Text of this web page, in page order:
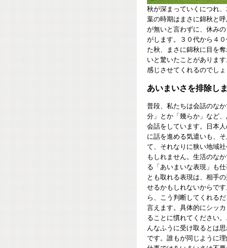
秋が深まっていくにつれ
葉の時期はまさに錦秋と
が無いと言わずに、休み
がします。３０代から４
た秋、まさに錦秋に目を
いと驚いたことがありま
感じさせてくれるのでし
あいまいさを排除し
普段、私たちは会話のな
分」とか「幾らか」など
会話をしています。日本
に話を進める気遣いも、
て、それなりに狭い地域
もしれません。生活のな
る「あいまいな表現」も
とも取れる表現は、相手
せるかもしれないからで
ら、こう判断してくれる
言えます。具体的にシッ
ることに慣れてください
んなふうに受け取るとは
です。誰もが同じように